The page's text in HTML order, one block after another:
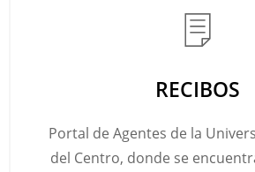
RECIBOS
Portal de Agentes de la
del Centro, donde se